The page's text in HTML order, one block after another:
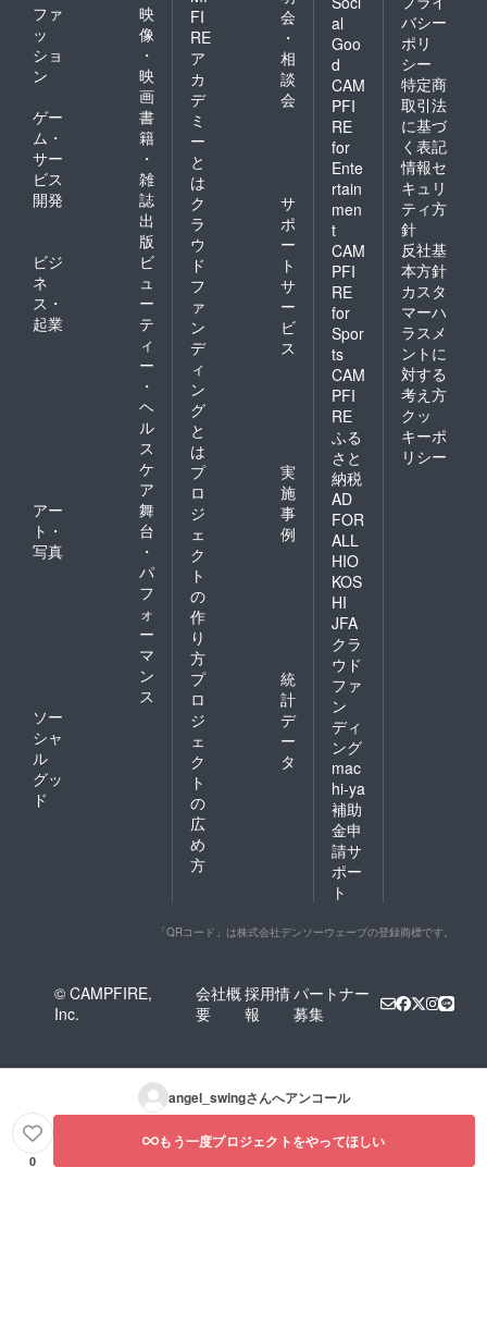
ファ
ッ
ショ
ン
映
像
・
映
画
ゲー
ム・
サー
ビス
開発
書
籍
・
雑
誌
出
版
ビジ
ネ
ス・
起業
ビ
ュ
ー
テ
ィ
ー
・
ヘ
ル
ス
ケ
ア
アー
ト・
写真
舞
台
・
パ
フ
ォ
ー
マ
ン
ス
ソー
シャ
ル
グッ
ド
FI
RE
ア
カ
デ
ミ
ー
と
は
会
・
相
談
会
ク
ラ
ウ
ド
フ
ァ
ン
デ
ィ
ン
グ
と
は
サ
ポ
ー
ト
サ
ー
ビ
ス
プ
ロ
ジ
ェ
ク
ト
の
作
り
方
実
施
事
例
プ
ロ
ジ
ェ
ク
ト
の
広
め
方
統
計
デ
ー
タ
al
Goo
d
CAM
PFI
RE
for
Ente
rtain
men
t
CAM
PFI
RE
for
Spor
ts
CAM
PFI
RE
ふる
さと
納税
AD
FOR
ALL
HIO
KOS
HI
JFA
クラ
ウド
ファ
ン
ディ
ング
mac
hi-ya
補助
金申
請サ
ポー
ト
バシー
ポリ
シー
特定商
取引法
に基づ
く表記
情報セ
キュリ
ティ方
針
反社基
本方針
カスタ
マーハ
ラスメ
ントに
対する
考え方
クッ
キーポ
リシー
「QRコード」は株式会社デンソーウェーブの登録商標です。
© CAMPFIRE,
Inc.
会社概
要
採用情
報
パートナー
募集
angel_swingさんへアンコール
0
もう一度プロジェクトをやってほしい